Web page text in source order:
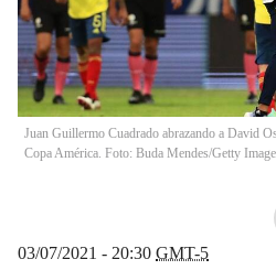
Juan Guillermo Cuadrado abrazando a David
Copa América. Foto: Buda Mendes/Getty
03/07/2021 - 20:30 GMT-5